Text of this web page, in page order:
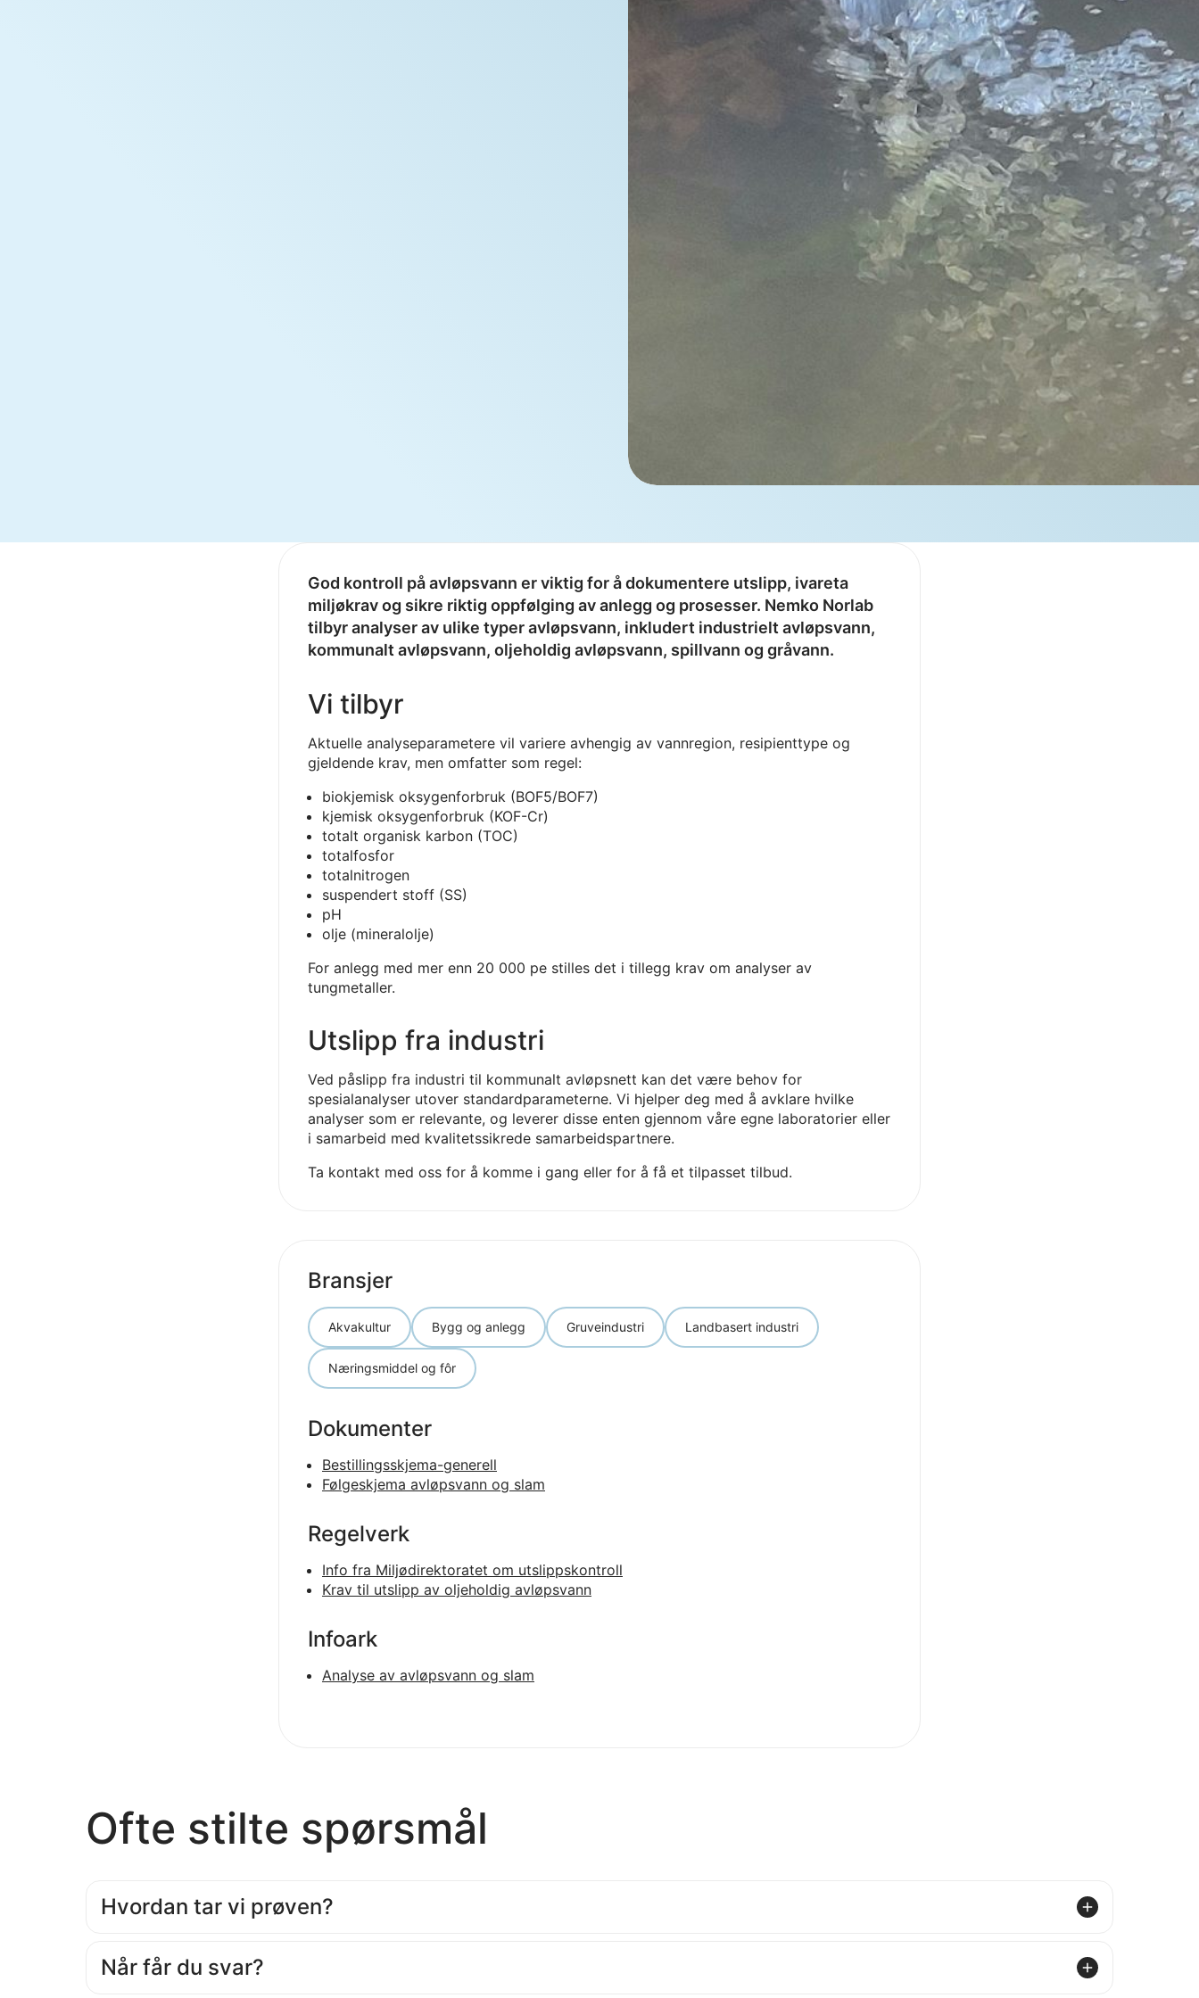
God kontroll på avløpsvann er viktig for å dokumentere utslipp, ivareta
miljøkrav og sikre riktig oppfølging av anlegg og prosesser. Nemko Norlab
tilbyr analyser av ulike typer avløpsvann, inkludert industrielt avløpsvann,
kommunalt avløpsvann, oljeholdig avløpsvann, spillvann og gråvann.
Vi tilbyr
Aktuelle analyseparametere vil variere avhengig av vannregion, resipienttype og
gjeldende krav, men omfatter som regel:
biokjemisk oksygenforbruk (BOF5/BOF7)
kjemisk oksygenforbruk (KOF-Cr)
totalt organisk karbon (TOC)
totalfosfor
totalnitrogen
suspendert stoff (SS)
pH
olje (mineralolje)
For anlegg med mer enn 20 000 pe stilles det i tillegg krav om analyser av
tungmetaller.
Utslipp fra industri
Ved påslipp fra industri til kommunalt avløpsnett kan det være behov for
spesialanalyser utover standardparameterne. Vi hjelper deg med å avklare hvilke
analyser som er relevante, og leverer disse enten gjennom våre egne laboratorier eller
i samarbeid med kvalitetssikrede samarbeidspartnere.
Ta kontakt med oss for å komme i gang eller for å få et tilpasset tilbud.
Bransjer
Akvakultur Bygg og anlegg Gruveindustri Landbasert industri
Næringsmiddel og fôr
Dokumenter
Bestillingsskjema-generell
Følgeskjema avløpsvann og slam
Regelverk
Info fra Miljødirektoratet om utslippskontroll
Krav til utslipp av oljeholdig avløpsvann
Infoark
Analyse av avløpsvann og slam
Ofte stilte spørsmål
Hvordan tar vi prøven?
Når får du svar?